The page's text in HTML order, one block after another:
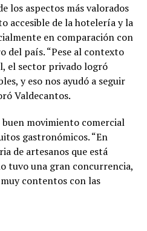
los aspectos más valorados
accesible de la hotelería y la
en comparación con
del país. “Pese al contexto
el sector privado logró
y eso nos ayudó a seguir
Valdecantos.
movimiento comercial
gastronómicos. “En
de artesanos que está
tuvo una gran concurrencia,
contentos con las